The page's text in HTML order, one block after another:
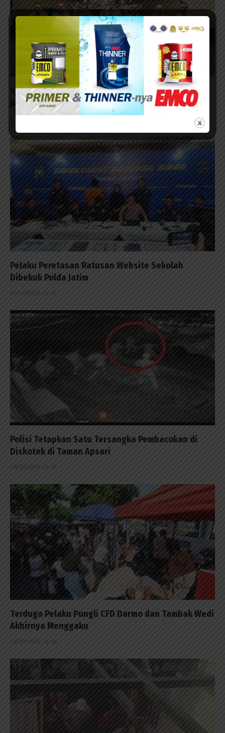
Satnarkoba Polres Pelabuhan Tanjung Perak Raih
Juara II Pengungkapan Kasus
Pelaku Peretasan Ratusan Website Sekolah
Dibekuk Polda Jatim
30/07/2026 - 12:15
Polisi Tetapkan Satu Tersangka Pembacokan di
Diskotek di Taman Apsari
29/07/2026 - 14:57
Terduga Pelaku Pungli CFD Darmo dan Tambak Wedi
Akhirnya Menggaku
29/07/2026 - 13:46